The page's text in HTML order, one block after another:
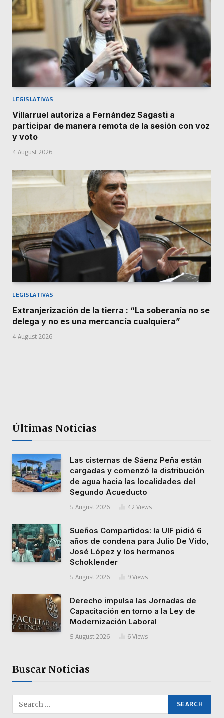
LEGISLATIVAS
Villarruel autoriza a Fernández Sagasti a
participar de manera remota de la sesión con voz
y voto
4 August 2026
LEGISLATIVAS
Extranjerización de la tierra : “La soberanía no se
delega y no es una mercancía cualquiera”
4 August 2026
Últimas Noticias
Las cisternas de Sáenz Peña están
cargadas y comenzó la distribución
de agua hacia las localidades del
Segundo Acueducto
5 August 2026 42 Views
Sueños Compartidos: la UIF pidió 6
años de condena para Julio De Vido,
José López y los hermanos
Schoklender
5 August 2026 9 Views
Derecho impulsa las Jornadas de
Capacitación en torno a la Ley de
Modernización Laboral
5 August 2026 6 Views
Buscar Noticias